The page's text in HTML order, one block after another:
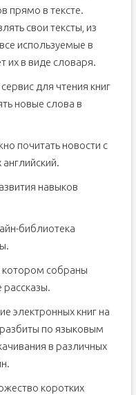
прямо в тексте.
свои тексты, из
используемые в
их в виде словаря.
для чтения книг
новые слова в
почитать новости с
навыков
библиотека
котором собраны
рассказы.
электронных книг на
по языковым
в различных
коротких